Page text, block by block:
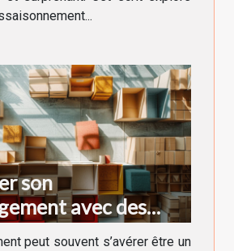
son
avec des
à chaque
peut souvent s’avérer être un